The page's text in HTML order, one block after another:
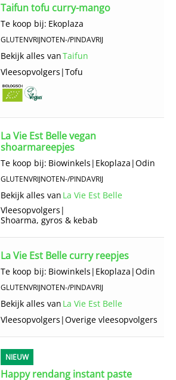
Taifun tofu curry-mango
Te koop bij: Ekoplaza
GLUTENVRIJNOTEN-/PINDAVRIJ
Bekijk alles vanTaifun
Vlees­opvolgers |Tofu
La Vie Est Belle vegan
shoarmareepjes
Te koop bij: Biowinkels | Ekoplaza |Odin
GLUTENVRIJNOTEN-/PINDAVRIJ
Bekijk alles van La Vie Est Belle
Vlees­opvolgers |
Shoarma, gyros & kebab
La Vie Est Belle curry reepjes
Te koop bij: Biowinkels | Ekoplaza |Odin
GLUTENVRIJNOTEN-/PINDAVRIJ
Bekijk alles van La Vie Est Belle
Vlees­opvolgers |Overige vlees­opvolgers
NIEUW
Happy rendang instant paste